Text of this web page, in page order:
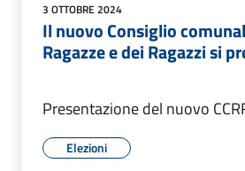
3 OTTOBRE 2024
Il nuovo Consiglio
Ragazze e dei Ragazzi si
Presentazione del nuovo
Elezioni